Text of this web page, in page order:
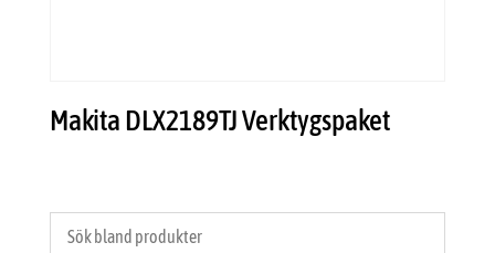
Makita DLX2189TJ Verktygspaket